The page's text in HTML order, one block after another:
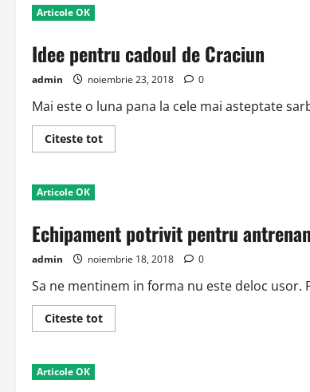
Articole OK
Idee pentru cadoul de Craciun
admin noiembrie 23, 2018 0
Mai este o luna pana la cele mai asteptate
Citeste totRead
more
Articole OK
Echipament potrivit pentru
admin noiembrie 18, 2018 0
Sa ne mentinem in forma nu este deloc
Citeste totRead
more
Articole OK